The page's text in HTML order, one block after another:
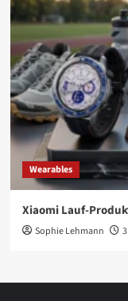
Wearables
Xiaomi Lauf-
Sophie Lehmann